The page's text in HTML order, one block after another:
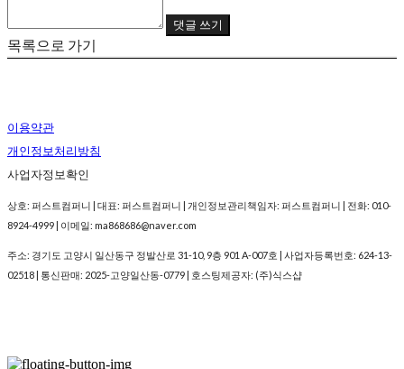
댓글 쓰기
목록으로 가기
이용약관
개인정보처리방침
사업자정보확인
상호: 퍼스트컴퍼니 | 대표: 퍼스트컴퍼니 | 개인정보관리책임자: 퍼스트컴퍼니 | 전화: 010-
8924-4999 | 이메일: ma868686@naver.com
주소: 경기도 고양시 일산동구 정발산로 31-10, 9층 901 A-007호 | 사업자등록번호: 624-13-
02518 | 통신판매: 2025-고양일산동-0779 | 호스팅제공자: (주)식스샵